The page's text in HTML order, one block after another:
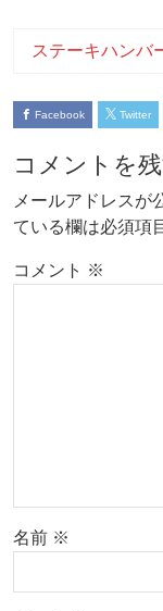
ステーキハンバ
Facebook Twitter
コメントを
メールアドレスが
ている欄は必須項
コメント ※
名前 ※